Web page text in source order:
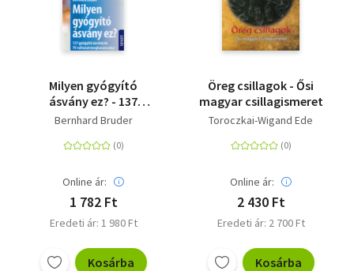
Milyen gyógyító
ásvány ez? - 137
gyógyító ásvány és 70
meghatározása
Bernhard Bruder
Online ár:
1 782 Ft
Eredeti ár: 1 980 Ft
Kosárba
Öreg csillagok - Ősi
magyar csillagismeret
Toroczkai-Wigand Ede
Online ár:
2 430 Ft
Eredeti ár: 2 700 Ft
Kosárba